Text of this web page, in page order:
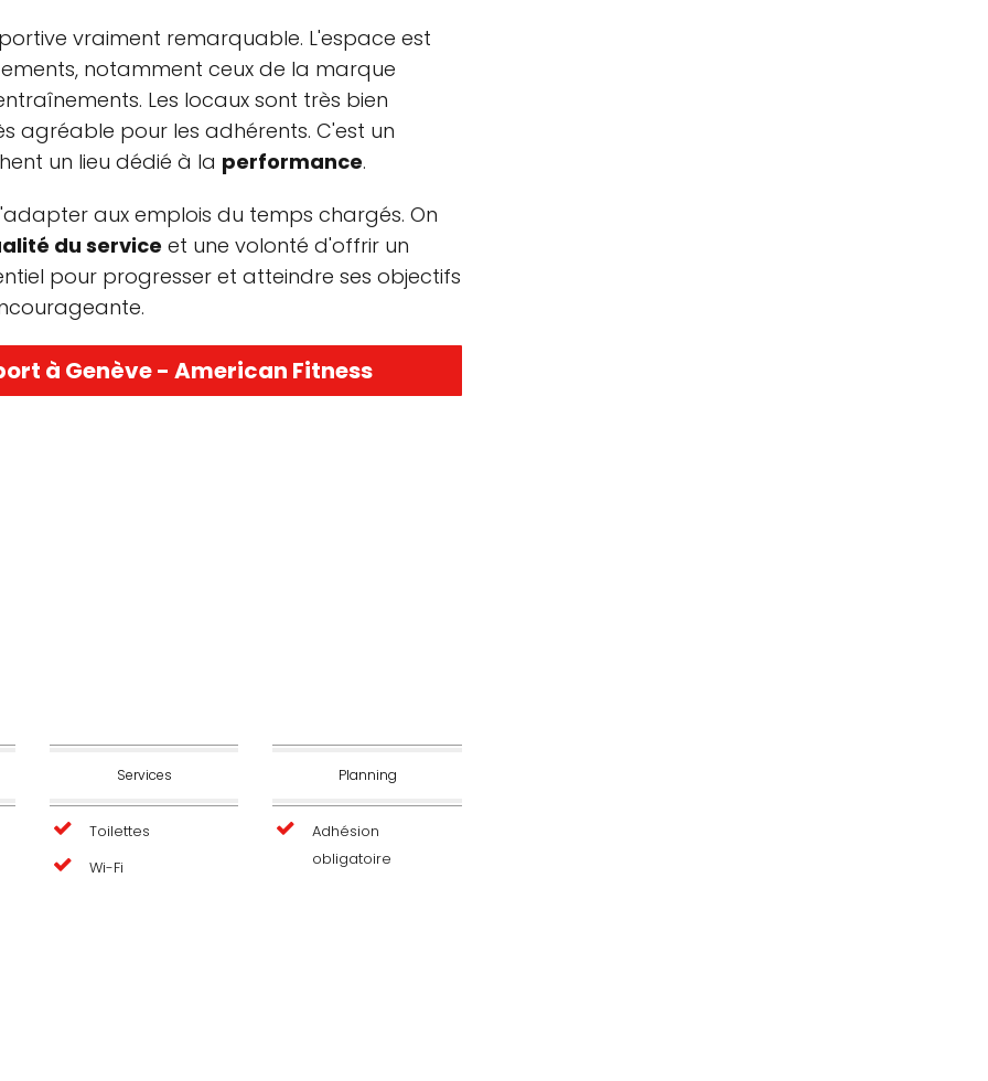
vraiment remarquable. L'espace est
notamment ceux de la marque
Les locaux sont très bien
agréable pour les adhérents. C'est un
un lieu dédié à la performance.
aux emplois du temps chargés. On
du service et une volonté d'offrir un
pour progresser et atteindre ses objectifs
à Genève - American Fitness
Services
Toilettes
Wi-Fi
Planning
Adhésion
obligatoire